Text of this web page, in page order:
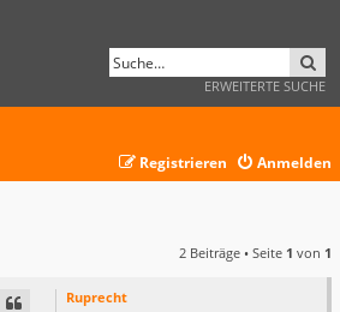
ERWEITERTE SUCHE
Anmelden
Registrieren
2 Beiträge • Seite 1 von 1
Ruprecht